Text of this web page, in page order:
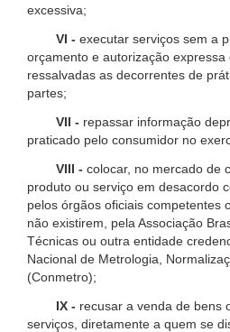
excessiva;
VI - executar serviços sem a
orçamento e autorização expressa
ressalvadas as decorrentes de
partes;
VII - repassar informação
praticado pelo consumidor no
VIII - colocar, no mercado de
produto ou serviço em desacordo
pelos órgãos oficiais competentes
não existirem, pela Associação
Técnicas ou outra entidade
Nacional de Metrologia,
(Conmetro);
IX - recusar a venda de bens
serviços, diretamente a quem se